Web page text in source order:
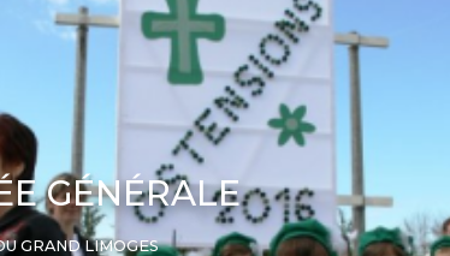
GÉNÉRALE
GRAND LIMOGES